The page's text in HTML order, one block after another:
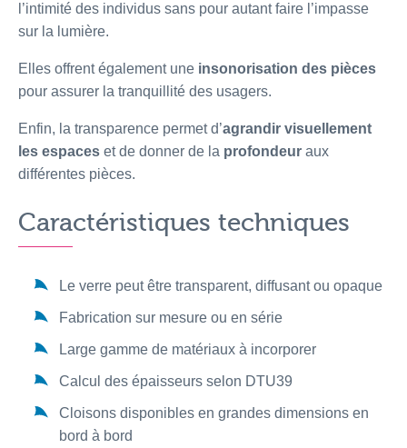
l’intimité des individus sans pour autant faire l’impasse
sur la lumière.
Elles offrent également une insonorisation des pièces
pour assurer la tranquillité des usagers.
Enfin, la transparence permet d’agrandir visuellement
les espaces et de donner de la profondeur aux
différentes pièces.
Caractéristiques techniques
Le verre peut être transparent, diffusant ou opaque
Fabrication sur mesure ou en série
Large gamme de matériaux à incorporer
Calcul des épaisseurs selon DTU39
Cloisons disponibles en grandes dimensions en
bord à bord